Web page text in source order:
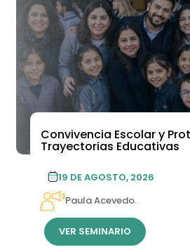
Convivencia Escolar y
Trayectorias Educativas
19 DE AGOSTO, 2026
Paula Acevedo.
VER SEMINARIO